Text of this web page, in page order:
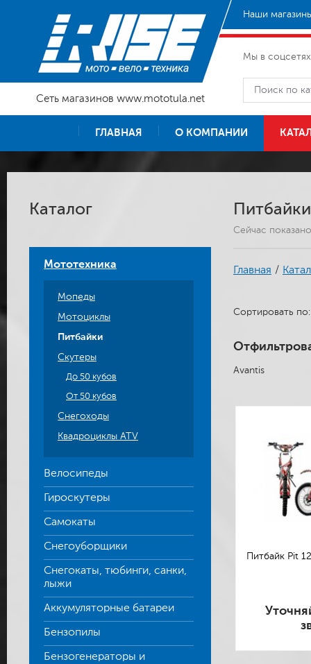
Сеть магазинов www.mototula.net
Наши
Мы в
ГЛАВНАЯ О КОМПАНИИ
Каталог
Мототехника
Мопеды
Мотоциклы
Питбайки
Скутеры
До 50 кубов
От 50 кубов
Снегоходы
Квадроциклы ATV
Велосипеды
Гироскутеры
Самокаты
Снегоуборщики
Снегокаты, тюбинги, санки,
лыжи
Аккумуляторные батареи
Бензопилы
Бензогенераторы и
Питбайки
Сейчас
Главная /
Сортировать
Avantis
Питбайк Pit